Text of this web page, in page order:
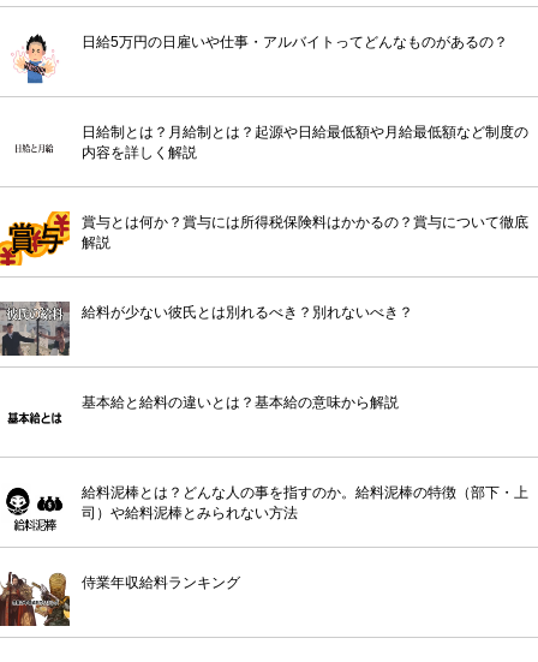
日給5万円の日雇いや仕事・アルバイトってどんなものがあるの？
日給制とは？月給制とは？起源や日給最低額や月給最低額など制度の
内容を詳しく解説
賞与とは何か？賞与には所得税保険料はかかるの？賞与について徹底
解説
給料が少ない彼氏とは別れるべき？別れないべき？
基本給と給料の違いとは？基本給の意味から解説
給料泥棒とは？どんな人の事を指すのか。給料泥棒の特徴（部下・上
司）や給料泥棒とみられない方法
侍業年収給料ランキング